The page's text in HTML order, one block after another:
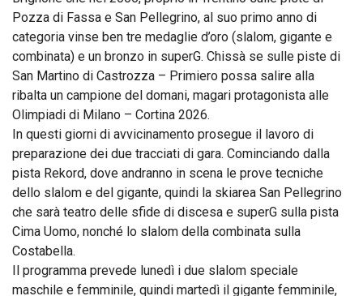
Pozza di Fassa e San Pellegrino, al suo primo anno di
categoria vinse ben tre medaglie d’oro (slalom, gigante e
combinata) e un bronzo in superG. Chissà se sulle piste di
San Martino di Castrozza – Primiero possa salire alla
ribalta un campione del domani, magari protagonista alle
Olimpiadi di Milano – Cortina 2026.
In questi giorni di avvicinamento prosegue il lavoro di
preparazione dei due tracciati di gara. Cominciando dalla
pista Rekord, dove andranno in scena le prove tecniche
dello slalom e del gigante, quindi la skiarea San Pellegrino
che sarà teatro delle sfide di discesa e superG sulla pista
Cima Uomo, nonché lo slalom della combinata sulla
Costabella.
Il programma prevede lunedì i due slalom speciale
maschile e femminile, quindi martedì il gigante femminile,